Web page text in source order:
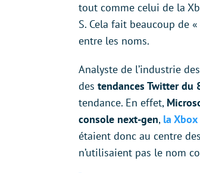
tout comme celui de la
S. Cela fait beaucoup de
entre les noms.
Analyste de l’industrie
des tendances Twitter du
tendance. En effet,
console next-gen, la
étaient donc au centre
n’utilisaient pas le nom